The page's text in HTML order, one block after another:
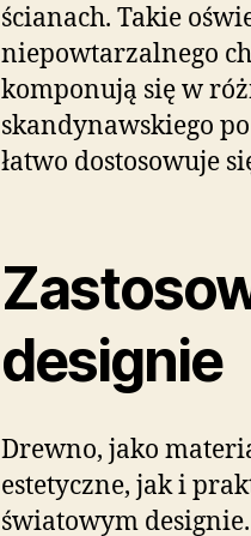
ścianach. Takie
niepowtarzalnego
komponują się w
skandynawskiego
łatwo dostosowuje
designie
Drewno, jako
estetyczne, jak i
światowym